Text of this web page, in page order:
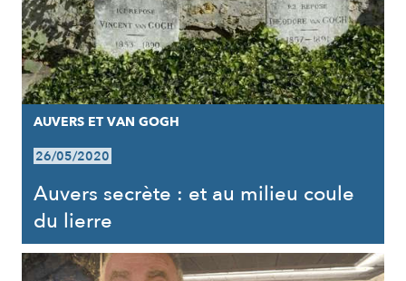
AUVERS ET VAN GOGH
26/05/2020
Auvers secrète : et au milieu coule
du lierre